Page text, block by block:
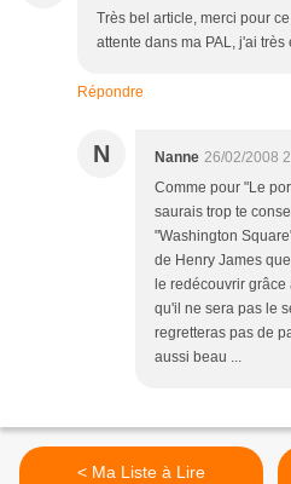
Très bel article, merci pour
attente dans ma PAL, j'ai
Répondre
N Nanne 26/02/2008
Comme pour "Le
saurais trop te
"Washington
de Henry James
le redécouvrir
qu'il ne sera pas le
regretteras pas de
aussi beau ...
< Ma Liste à Lire